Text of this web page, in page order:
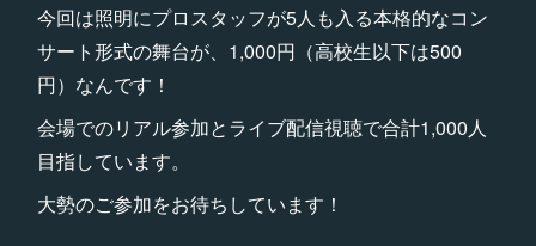
今回は照明にプロスタッフが5人も入る本格的なコン
サート形式の舞台が、1,000円（高校生以下は500
円）なんです！
会場でのリアル参加とライブ配信視聴で合計1,000人
目指しています。
大勢のご参加をお待ちしています！